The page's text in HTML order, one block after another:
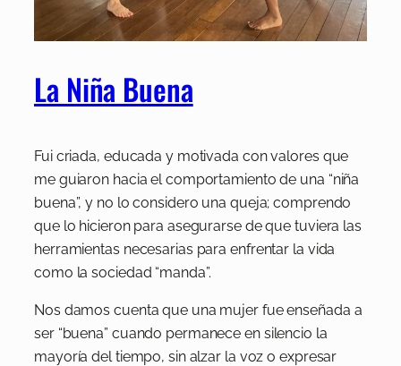
La Niña Buena
Fui criada, educada y motivada con valores que
me guiaron hacia el comportamiento de una “niña
buena”, y no lo considero una queja; comprendo
que lo hicieron para asegurarse de que tuviera las
herramientas necesarias para enfrentar la vida
como la sociedad “manda”.
Nos damos cuenta que una mujer fue enseñada a
ser “buena” cuando permanece en silencio la
mayoría del tiempo, sin alzar la voz o expresar